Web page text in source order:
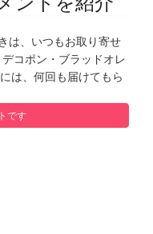
は、いつもお取り寄せ
コポン・ブラッドオレ
は、何回も届けてもら
です